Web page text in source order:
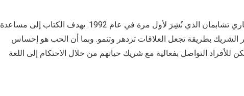
“لغات الحب الخمس” هو كتاب مؤثر وملهم للمؤلف جاري تشابمان الذي نُشِرَ لأول مرة في عام 1992. يهدف الكتاب إلى مساعدة
الشريك بطريقة تجعل العلاقات تزدهر وتنمو. وبما أن الحب هو إحساس
التواصل بفعالية مع شريك حياتهم من خلال الاحتكام إلى اللغة